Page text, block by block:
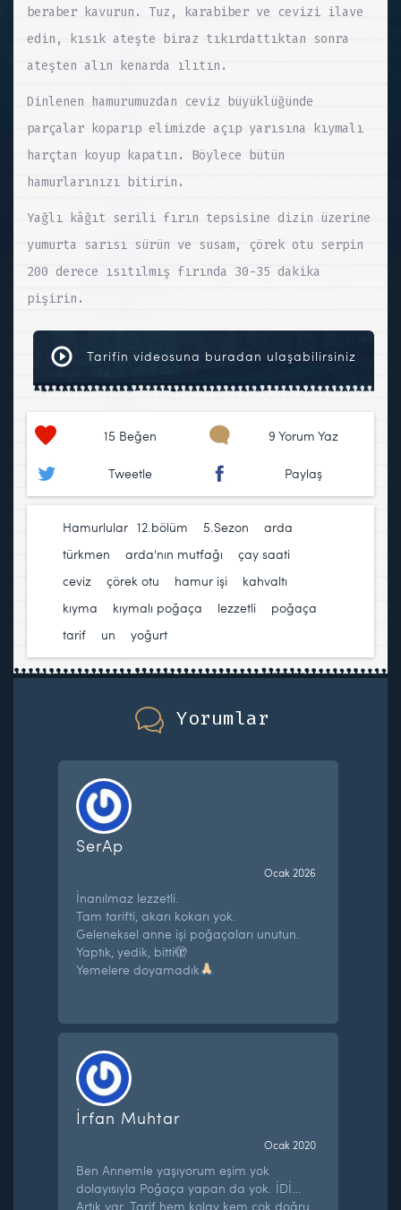
beraber kavurun. Tuz, karabiber ve cevizi ilave
edin, kısık ateşte biraz tıkırdattıktan sonra
ateşten alın kenarda ılıtın.
Dinlenen hamurumuzdan ceviz büyüklüğünde
parçalar koparıp elimizde açıp yarısına kıymalı
harçtan koyup kapatın. Böylece bütün
hamurlarınızı bitirin.
Yağlı kâğıt serili fırın tepsisine dizin üzerine
yumurta sarısı sürün ve susam, çörek otu serpin
200 derece ısıtılmış fırında 30-35 dakika
pişirin.
Tarifin videosuna buradan ulaşabilirsiniz
15 Beğen 9 Yorum Yaz
Tweetle Paylaş
Hamurlular 12.bölüm 5.Sezon
arda
türkmen
arda'nın mutfağı çay saati
ceviz
çörek otu hamur işi kahvaltı
kıyma
kıymalı poğaça lezzetli poğaça
tarif
un yoğurt
Yorumlar
SerAp
Ocak 2026
İnanılmaz lezzetli.
Tam tarifti, akarı kokarı yok.
Geleneksel anne işi poğaçaları unutun.
Yaptık, yedik, bitti🫣
Yemelere doyamadık
İrfan Muhtar
Ocak 2020
Ben Annemle yaşıyorum eşim yok
dolayısıyla Poğaça yapan da yok. İDİ…
Artık var. Tarif hem kolay kem çok doğru.